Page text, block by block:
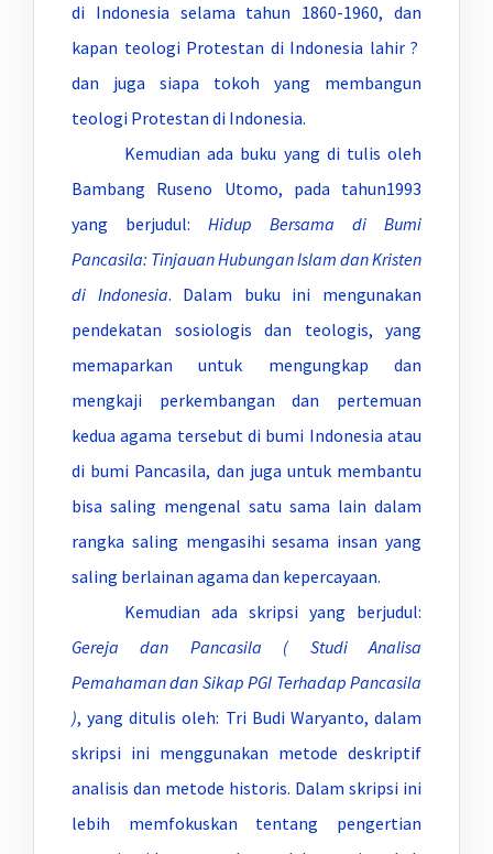
di Indonesia selama tahun 1860-1960, dan
kapan teologi Protestan di Indonesia lahir ?
dan juga siapa tokoh yang membangun
teologi Protestan di Indonesia.
Kemudian ada buku yang di tulis oleh
Bambang Ruseno Utomo, pada tahun1993
yang berjudul: Hidup Bersama di Bumi
Pancasila: Tinjauan Hubungan Islam dan Kristen
di Indonesia. Dalam buku ini mengunakan
pendekatan sosiologis dan teologis, yang
memaparkan untuk mengungkap dan
mengkaji perkembangan dan pertemuan
kedua agama tersebut di bumi Indonesia atau
di bumi Pancasila, dan juga untuk membantu
bisa saling mengenal satu sama lain dalam
rangka saling mengasihi sesama insan yang
saling berlainan agama dan kepercayaan.
Kemudian ada skripsi yang berjudul:
Gereja dan Pancasila ( Studi Analisa
Pemahaman dan Sikap PGI Terhadap Pancasila
), yang ditulis oleh: Tri Budi Waryanto, dalam
skripsi ini menggunakan metode deskriptif
analisis dan metode historis. Dalam skripsi ini
lebih memfokuskan tentang pengertian